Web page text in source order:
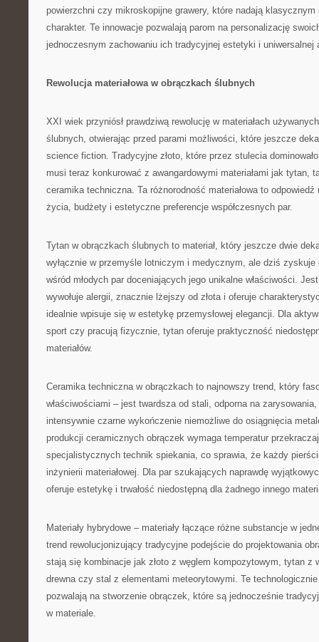
powierzchni czy mikroskopijne grawery, które nadają
charakter. Te innowacje pozwalają parom na personalizację
jednoczesnym zachowaniu ich tradycyjnej estetyki i uniwersalnej
Rewolucja materiałowa w obrączkach ślubnych
XXI wiek przyniósł prawdziwą rewolucję w materiałach
ślubnych, otwierając przed parami możliwości, które jeszcze
science fiction. Tradycyjne złoto, które przez stulecia
musi teraz konkurować z awangardowymi materiałami jak tytan,
ceramika techniczna. Ta różnorodność materiałowa to
życia, budżety i estetyczne preferencje współczesnych par.
Tytan w obrączkach ślubnych to materiał, który jeszcze dwie
wyłącznie w przemyśle lotniczym i medycznym, ale dziś
wśród młodych par doceniających jego unikalne właściwości.
wywołuje alergii, znacznie lżejszy od złota i oferuje
idealnie wpisuje się w estetykę przemysłowej elegancji. Dla
sport czy pracują fizycznie, tytan oferuje praktyczność
materiałów.
Ceramika techniczna w obrączkach to najnowszy trend, który
właściwościami – jest twardsza od stali, odporna na
intensywnie czarne wykończenie niemożliwe do osiągnięcia
produkcji ceramicznych obrączek wymaga temperatur
specjalistycznych technik spiekania, co sprawia, że każdy
inżynierii materiałowej. Dla par szukających naprawdę
oferuje estetykę i trwałość niedostępną dla żadnego innego
Materiały hybrydowe – materiały łączące różne substancje w
trend rewolucjonizujący tradycyjne podejście do projektowania
stają się kombinacje jak złoto z węglem kompozytowym, tytan z
drewna czy stal z elementami meteorytowymi. Te
pozwalają na stworzenie obrączek, które są jednocześnie
w materiale.